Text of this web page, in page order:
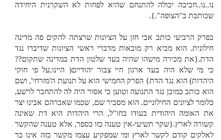
נו..נו..חביבה יכולה להתנחם שהיא לפחות לא השקרנית היחידה
שכותבת ב"הצופה".}.
בפרק הרביעי כותב אבי חזן על הציונות שרצתה להקים פה מדינה
חילונית. הוא מביא רק מובאות מדברי ראשי הציונות שדיברו נגד
הדת.{את מכירה מישהו שהיה בעד שלטון הדת במדינה שתקום??
כי מי שלא היה בעד ארגון חיי צבור יהודיים( היינו,על פי חוקי
היהדות) הוא נגד הדת} הפרק החמישי הוא על תנועת ה'מזרחי', ושם
הוא כותב כמובן נגד התנועה וטוען כי אסור היה לה להתחבר לרשע,
כלומר לציונים החילוניים. הוא מסביר שם, שכמו שאברהם אבינו יצר
את האומה היהודית בעודו בחו"ל, הרי היהדות היא דת שאינה
קשורה לארץ.{שקר תשיעי-אין טענה כזו בספר, אלא טענה שהקשר
לאלקים קודם לקשר לארץ ומי שמפקיע עצמו מקשר כזה אינו בר